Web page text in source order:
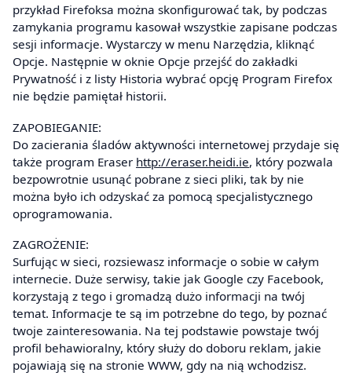
przykład Firefoksa można skonfigurować tak, by podczas
zamykania programu kasował wszystkie zapisane podczas
sesji informacje. Wystarczy w menu Narzędzia, kliknąć
Opcje. Następnie w oknie Opcje przejść do zakładki
Prywatność i z listy Historia wybrać opcję Program Firefox
nie będzie pamiętał historii.
ZAPOBIEGANIE:
Do zacierania śladów aktywności internetowej przydaje się
także program Eraser http://eraser.heidi.ie, który pozwala
bezpowrotnie usunąć pobrane z sieci pliki, tak by nie
można było ich odzyskać za pomocą specjalistycznego
oprogramowania.
ZAGROŻENIE:
Surfując w sieci, rozsiewasz informacje o sobie w całym
internecie. Duże serwisy, takie jak Google czy Facebook,
korzystają z tego i gromadzą dużo informacji na twój
temat. Informacje te są im potrzebne do tego, by poznać
twoje zainteresowania. Na tej podstawie powstaje twój
profil behawioralny, który służy do doboru reklam, jakie
pojawiają się na stronie WWW, gdy na nią wchodzisz.